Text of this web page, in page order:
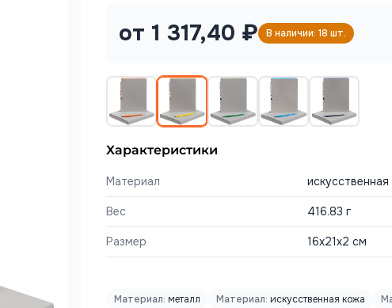
от 1 317,40 ₽ В наличии: 18 шт.
Характеристики
Материал
Вес 416.83 г
Размер 16х21х2 см
Материал: металл Материал: искусственная кожа